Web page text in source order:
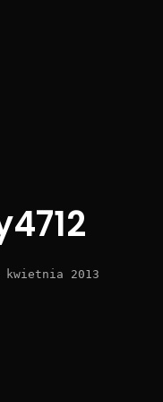
kwietnia 2013